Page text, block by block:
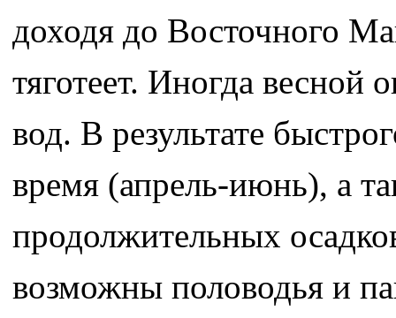
доходя до Восточного
тяготеет. Иногда весной
вод. В результате
время (апрель-июнь), а
продолжительных
возможны половодья и